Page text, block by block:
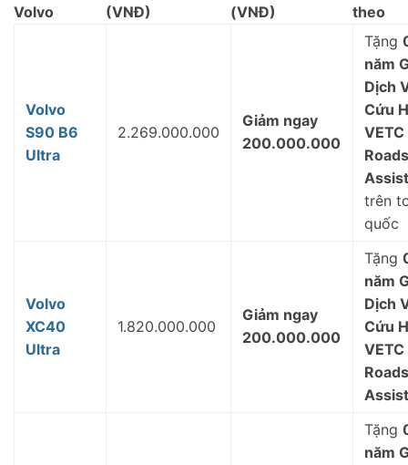
Volvo
(VNĐ)
(VNĐ)
theo
Volvo
S90 B6
Ultra
2.269.000.000
Giảm ngay
200.000.000
Tặng
năm
Dịch
Cứu
VETC
trên
quốc
Volvo
XC40
Ultra
1.820.000.000
Giảm ngay
200.000.000
Tặng
năm
Dịch
Cứu
VETC
Tặng
năm